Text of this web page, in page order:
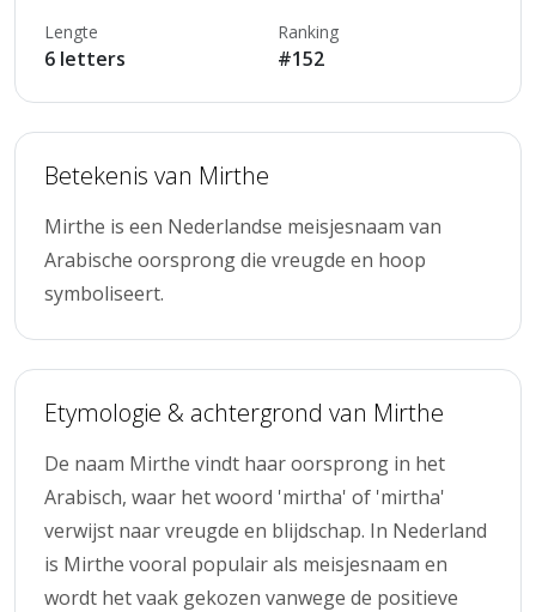
Lengte
6 letters
Ranking
#152
Betekenis van Mirthe
Mirthe is een Nederlandse meisjesnaam van
Arabische oorsprong die vreugde en hoop
symboliseert.
Etymologie & achtergrond van Mirthe
De naam Mirthe vindt haar oorsprong in het
Arabisch, waar het woord 'mirtha' of 'mirtha'
verwijst naar vreugde en blijdschap. In Nederland
is Mirthe vooral populair als meisjesnaam en
wordt het vaak gekozen vanwege de positieve